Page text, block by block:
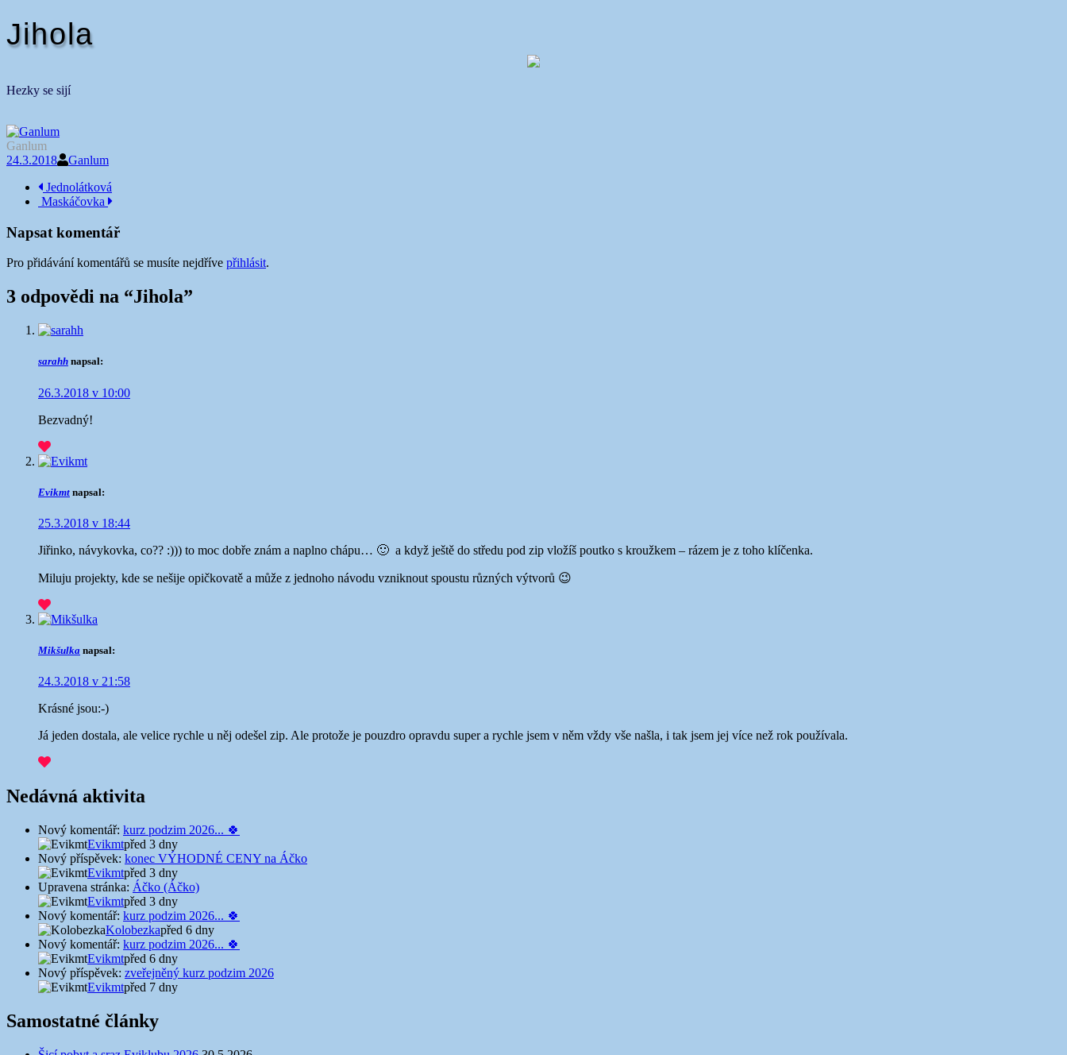
Jihola
Hezky se sijí
Ganlum
24.3.2018
Ganlum
Navigace
příspěvku
Jednolátková
Maskáčovka
Napsat komentář
Pro přidávání komentářů se musíte nejdříve přihlásit.
3 odpovědi na “Jihola”
sarahh napsal:
26.3.2018 v 10:00
Bezvadný!
Evikmt napsal:
25.3.2018 v 18:44
Jiřinko, návykovka, co?? :))) to moc dobře znám a naplno chápu… 🙂 a když ještě do středu pod zip vložíš poutko s kroužkem – rázem je z toho klíčenka.
Miluju projekty, kde se nešije opičkovatě a může z jednoho návodu vzniknout spoustu různých výtvorů 😉
Mikšulka napsal:
24.3.2018 v 21:58
Krásné jsou:-)
Já jeden dostala, ale velice rychle u něj odešel zip. Ale protože je pouzdro opravdu super a rychle jsem v něm vždy vše našla, i tak jsem jej více než rok používala.
Nedávná aktivita
Nový komentář: kurz podzim 2026... 🍀
Evikmtpřed 3 dny
Nový příspěvek: konec VÝHODNÉ CENY na Áčko
Evikmtpřed 3 dny
Upravena stránka: Áčko (Áčko)
Evikmtpřed 3 dny
Nový komentář: kurz podzim 2026... 🍀
Kolobezkapřed 6 dny
Nový komentář: kurz podzim 2026... 🍀
Evikmtpřed 6 dny
Nový příspěvek: zveřejněný kurz podzim 2026
Evikmtpřed 7 dny
Samostatné články